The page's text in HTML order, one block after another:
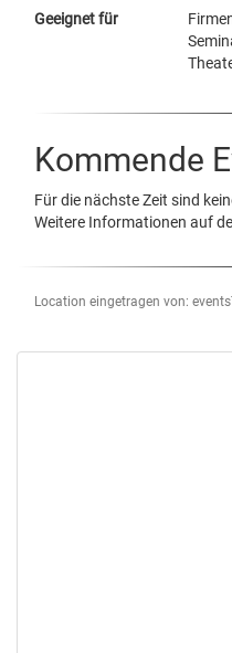
Geeignet für
Kommende
Für die nächste Zeit sind
Weitere Informationen auf
Location eingetragen von: